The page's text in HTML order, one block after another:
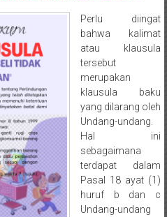
Mungkid/Demak/
Perlu diingat
bahwa kalimat
atau klausula
tersebut
merupakan
klausula baku
yang dilarang oleh
Undang-undang.
Hal ini
sebagaimana
terdapat dalam
Pasal 18 ayat (1)
huruf b dan c
Undang-undang